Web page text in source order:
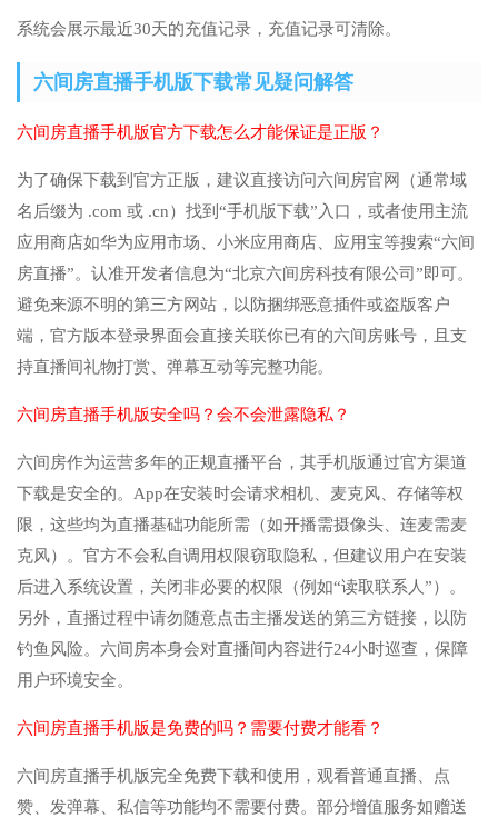
系统会展示最近30天的充值记录，充值记录可清除。
六间房直播手机版下载常见疑问解答
六间房直播手机版官方下载怎么才能保证是正版？
为了确保下载到官方正版，建议直接访问六间房官网（通常域
名后缀为 .com 或 .cn）找到“手机版下载”入口，或者使用主流
应用商店如华为应用市场、小米应用商店、应用宝等搜索“六间
房直播”。认准开发者信息为“北京六间房科技有限公司”即可。
避免来源不明的第三方网站，以防捆绑恶意插件或盗版客户
端，官方版本登录界面会直接关联你已有的六间房账号，且支
持直播间礼物打赏、弹幕互动等完整功能。
六间房直播手机版安全吗？会不会泄露隐私？
六间房作为运营多年的正规直播平台，其手机版通过官方渠道
下载是安全的。App在安装时会请求相机、麦克风、存储等权
限，这些均为直播基础功能所需（如开播需摄像头、连麦需麦
克风）。官方不会私自调用权限窃取隐私，但建议用户在安装
后进入系统设置，关闭非必要的权限（例如“读取联系人”）。
另外，直播过程中请勿随意点击主播发送的第三方链接，以防
钓鱼风险。六间房本身会对直播间内容进行24小时巡查，保障
用户环境安全。
六间房直播手机版是免费的吗？需要付费才能看？
六间房直播手机版完全免费下载和使用，观看普通直播、点
赞、发弹幕、私信等功能均不需要付费。部分增值服务如赠送